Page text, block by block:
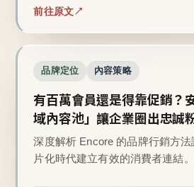
前往原文
品牌定位 內容策略
有百萬會員還是得靠促銷？
域內容池」讓企業圈出忠誠
深度解析 Encore 的品牌行銷方
片化時代建立有效的消費者連結。